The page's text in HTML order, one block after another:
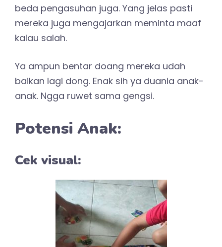
beda pengasuhan juga. Yang jelas pasti
mereka juga mengajarkan meminta maaf
kalau salah.
Ya ampun bentar doang mereka udah
baikan lagi dong. Enak sih ya duania anak-
anak. Ngga ruwet sama gengsi.
Potensi Anak:
Cek visual: